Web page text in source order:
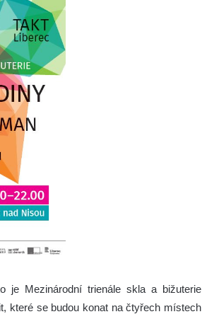
je Mezinárodní trienále skla a bižuterie
které se budou konat na čtyřech místech